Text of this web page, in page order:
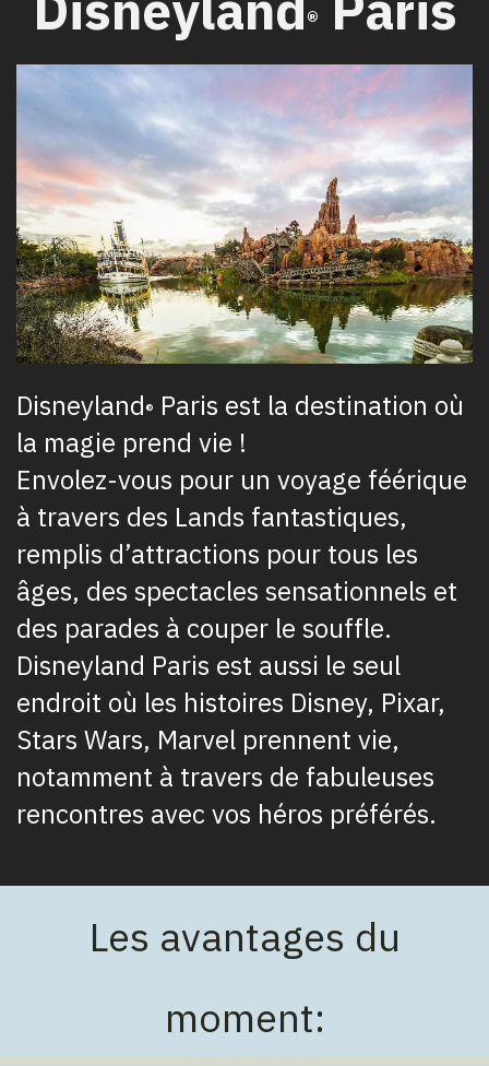
®
Disneyland® Paris est la destination où
la magie prend vie !
Envolez-vous pour un voyage féérique
à travers des Lands fantastiques,
remplis d’attractions pour tous les
âges, des spectacles sensationnels et
des parades à couper le souffle.
Disneyland Paris est aussi le seul
endroit où les histoires Disney, Pixar,
Stars Wars, Marvel prennent vie,
notamment à travers de fabuleuses
rencontres avec vos héros préférés.
Les avantages du
moment: